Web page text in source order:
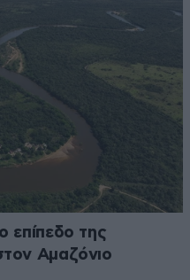
επίπεδο της
Αμαζόνιο